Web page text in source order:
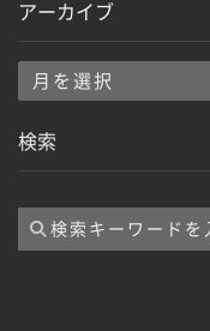
アーカイブ
ア
カ
ブ
検索